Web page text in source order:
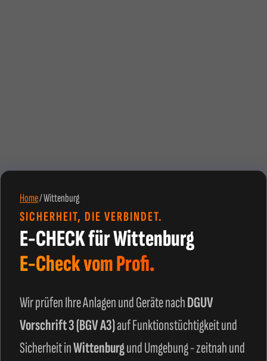
Home/Wittenburg
SICHERHEIT, DIE VERBINDET.
E-CHECK für Wittenburg
E-Check vom Profi.
Wir prüfen Ihre Anlagen und Geräte nachDGUV
Vorschrift 3 (BGV A3)auf Funktionstüchtigkeit und
Sicherheit inWittenburgund Umgebung - zeitnah und